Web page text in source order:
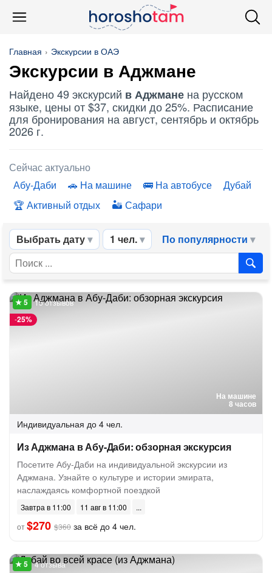
Главная Экскурсии в ОАЭ
Экскурсии в Аджмане
Найдено 49 экскурсий в Аджмане на русском
языке, цены от $37, скидки до 25%. Расписание
для бронирования на август, сентябрь и октябрь
2026 г.
Сейчас актуально
Абу-Даби
На машине На автобусе
Дубай
Активный отдых
Сафари
Выбрать дату 1 чел. По популярности
На машине
8 часов
-25%
15 отзывов
Индивидуальная до 4 чел.
Из Аджмана в Абу-Даби: обзорная экскурсия
Посетите Абу-Даби на индивидуальной экскурсии из
Аджмана. Узнайте о культуре и истории эмирата,
наслаждаясь комфортной поездкой
Завтра в 11:00
11 авг в 11:00
от$270 $360 за всё до 4 чел.
4 отзыва